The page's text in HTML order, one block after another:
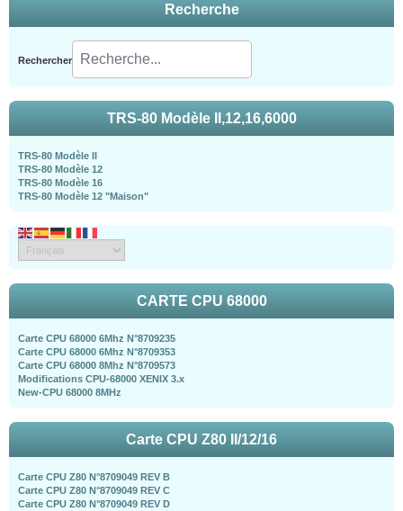
Recherche
Rechercher
TRS-80 Modèle II,12,16,6000
TRS-80 Modèle II
TRS-80 Modèle 12
TRS-80 Modèle 16
TRS-80 Modèle 12 "Maison"
CARTE CPU 68000
Carte CPU 68000 6Mhz N°8709235
Carte CPU 68000 6Mhz N°8709353
Carte CPU 68000 8Mhz N°8709573
Modifications CPU-68000 XENIX 3.x
New-CPU 68000 8MHz
Carte CPU Z80 II/12/16
Carte CPU Z80 N°8709049 REV B
Carte CPU Z80 N°8709049 REV C
Carte CPU Z80 N°8709049 REV D